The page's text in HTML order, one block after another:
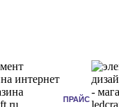
ПРАЙС